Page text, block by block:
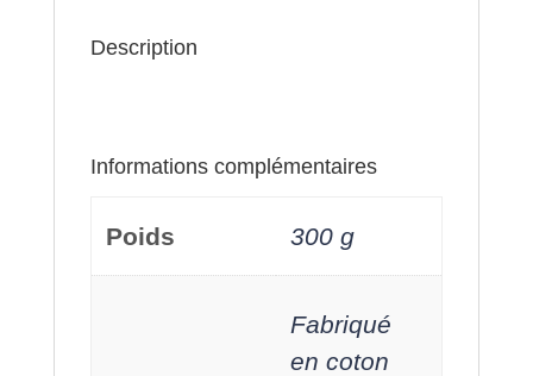
Description
Informations complémentaires
Poids 300 g
Fabriqué
en coton